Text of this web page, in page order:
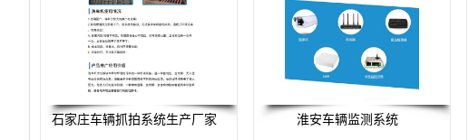
石家庄车辆抓拍系统生产厂家 淮安车辆监测系统